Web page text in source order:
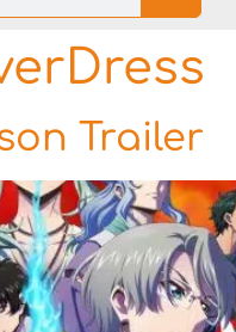
Trailer